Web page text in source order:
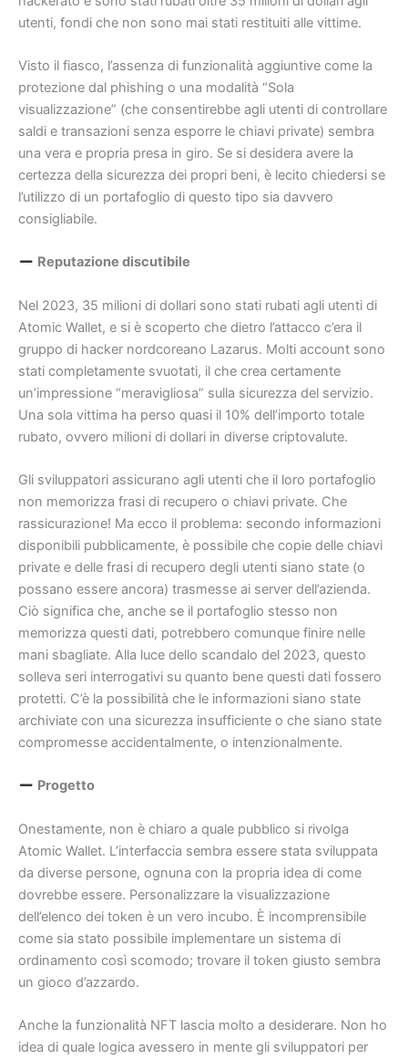
utenti, fondi che non sono mai stati restituiti alle vittime.
Visto il fiasco, l’assenza di funzionalità aggiuntive come la
protezione dal phishing o una modalità “Sola
visualizzazione” (che consentirebbe agli utenti di controllare
saldi e transazioni senza esporre le chiavi private) sembra
una vera e propria presa in giro. Se si desidera avere la
certezza della sicurezza dei propri beni, è lecito chiedersi se
l’utilizzo di un portafoglio di questo tipo sia davvero
consigliabile.
Reputazione discutibile
Nel 2023, 35 milioni di dollari sono stati rubati agli utenti di
Atomic Wallet, e si è scoperto che dietro l’attacco c’era il
gruppo di hacker nordcoreano Lazarus. Molti account sono
stati completamente svuotati, il che crea certamente
un’impressione “meravigliosa” sulla sicurezza del servizio.
Una sola vittima ha perso quasi il 10% dell’importo totale
rubato, ovvero milioni di dollari in diverse criptovalute.
Gli sviluppatori assicurano agli utenti che il loro portafoglio
non memorizza frasi di recupero o chiavi private. Che
rassicurazione! Ma ecco il problema: secondo informazioni
disponibili pubblicamente, è possibile che copie delle chiavi
private e delle frasi di recupero degli utenti siano state (o
possano essere ancora) trasmesse ai server dell’azienda.
Ciò significa che, anche se il portafoglio stesso non
memorizza questi dati, potrebbero comunque finire nelle
mani sbagliate. Alla luce dello scandalo del 2023, questo
solleva seri interrogativi su quanto bene questi dati fossero
protetti. C’è la possibilità che le informazioni siano state
archiviate con una sicurezza insufficiente o che siano state
compromesse accidentalmente, o intenzionalmente.
Progetto
Onestamente, non è chiaro a quale pubblico si rivolga
Atomic Wallet. L’interfaccia sembra essere stata sviluppata
da diverse persone, ognuna con la propria idea di come
dovrebbe essere. Personalizzare la visualizzazione
dell’elenco dei token è un vero incubo. È incomprensibile
come sia stato possibile implementare un sistema di
ordinamento così scomodo; trovare il token giusto sembra
un gioco d’azzardo.
Anche la funzionalità NFT lascia molto a desiderare. Non ho
idea di quale logica avessero in mente gli sviluppatori per